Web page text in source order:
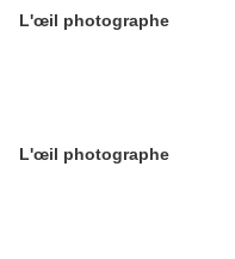
L'œil photographe
L'œil photographe